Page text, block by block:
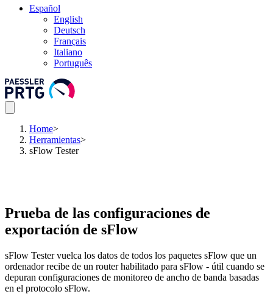
Español
English
Deutsch
Français
Italiano
Português
Home>
Herramientas>
sFlow Tester
Prueba de las configuraciones de
exportación de sFlow
sFlow Tester vuelca los datos de todos los paquetes sFlow que un
ordenador recibe de un router habilitado para sFlow - útil cuando se
depuran configuraciones de monitoreo de ancho de banda basadas
en el protocolo sFlow.